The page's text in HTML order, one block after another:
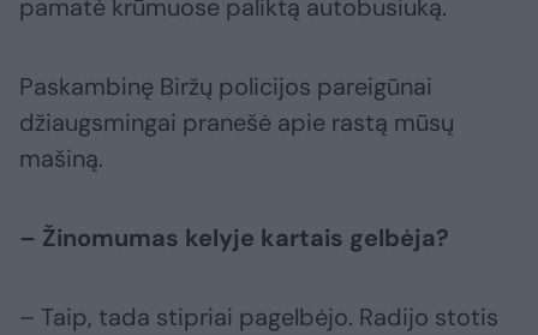
pamatė krūmuose paliktą autobusiuką.
Paskambinę Biržų policijos pareigūnai
džiaugsmingai pranešė apie rastą mūsų
mašiną.
– Žinomumas kelyje kartais gelbėja?
– Taip, tada stipriai pagelbėjo. Radijo stotis